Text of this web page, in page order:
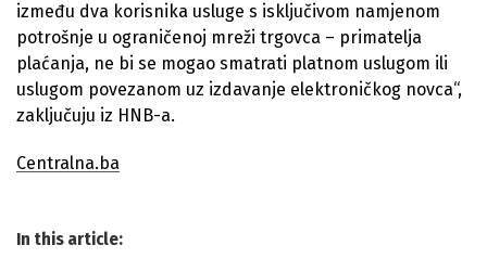
između dva korisnika usluge s isključivom namjenom
potrošnje u ograničenoj mreži trgovca – primatelja
plaćanja, ne bi se mogao smatrati platnom uslugom ili
uslugom povezanom uz izdavanje elektroničkog novca“,
zaključuju iz HNB-a.
Centralna.ba
In this article: